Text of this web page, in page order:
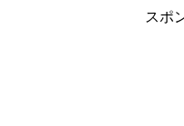
スポ